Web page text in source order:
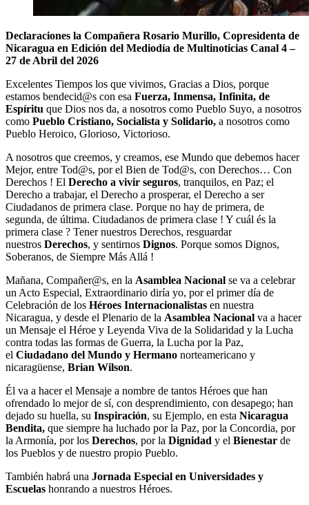
Declaraciones la Compañera Rosario Murillo, Copresidenta de
Nicaragua en Edición del Mediodía de Multinoticias Canal 4 –
27 de Abril del 2026
Excelentes Tiempos los que vivimos, Gracias a Dios, porque
estamos bendecid@s con esa Fuerza, Inmensa, Infinita, de
Espíritu que Dios nos da, a nosotros como Pueblo Suyo, a nosotros
como Pueblo Cristiano, Socialista y Solidario, a nosotros como
Pueblo Heroico, Glorioso, Victorioso.
A nosotros que creemos, y creamos, ese Mundo que debemos hacer
Mejor, entre Tod@s, por el Bien de Tod@s, con Derechos… Con
Derechos ! El Derecho a vivir seguros, tranquilos, en Paz; el
Derecho a trabajar, el Derecho a prosperar, el Derecho a ser
Ciudadanos de primera clase. Porque no hay de primera, de
segunda, de última. Ciudadanos de primera clase ! Y cuál és la
primera clase ? Tener nuestros Derechos, resguardar
nuestros Derechos, y sentirnos Dignos. Porque somos Dignos,
Soberanos, de Siempre Más Allá !
Mañana, Compañer@s, en la Asamblea Nacional se va a celebrar
un Acto Especial, Extraordinario diría yo, por el primer día de
Celebración de los Héroes Internacionalistas en nuestra
Nicaragua, y desde el Plenario de la Asamblea Nacional va a hacer
un Mensaje el Héroe y Leyenda Viva de la Solidaridad y la Lucha
contra todas las formas de Guerra, la Lucha por la Paz,
el Ciudadano del Mundo y Hermano norteamericano y
nicaragüense, Brian Wilson.
Él va a hacer el Mensaje a nombre de tantos Héroes que han
ofrendado lo mejor de sí, con desprendimiento, con desapego; han
dejado su huella, su Inspiración, su Ejemplo, en esta Nicaragua
Bendita, que siempre ha luchado por la Paz, por la Concordia, por
la Armonía, por los Derechos, por la Dignidad y el Bienestar de
los Pueblos y de nuestro propio Pueblo.
También habrá una Jornada Especial en Universidades y
Escuelas honrando a nuestros Héroes.